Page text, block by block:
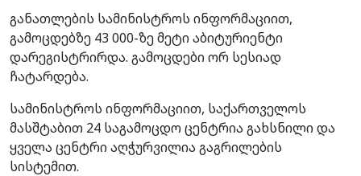
განათლების სამინისტროს ინფორმაციით,
გამოცდებზე 43 000-ზე მეტი აბიტურიენტი
დარეგისტრირდა. გამოცდები ორ სესიად
ჩატარდება.
სამინისტროს ინფორმაციით, საქართველოს
მასშტაბით 24 საგამოცდო ცენტრია გახსნილი და
ყველა ცენტრი აღჭურვილია გაგრილების
სისტემით.